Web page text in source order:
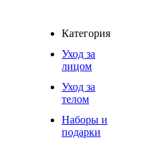
Категория
Уход за
лицом
Уход за
телом
Наборы и
подарки